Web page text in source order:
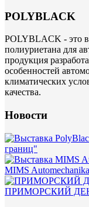
POLYBLACK
POLYBLACK - это
полиуриетана для
продукция
особенностей
климатических
качества.
Новости
границ"
MIMS
ПРИМОРСКИЙ